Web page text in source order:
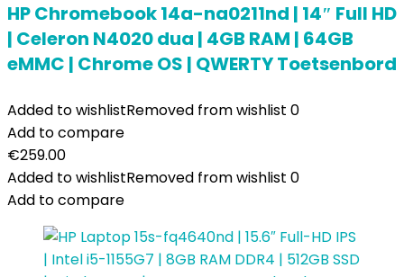
HP Chromebook 14a-na0211nd | 14″ Full HD
| Celeron N4020 dua | 4GB RAM | 64GB
eMMC | Chrome OS | QWERTY Toetsenbord
Added to wishlistRemoved from wishlist 0
Add to compare
€259.00
Added to wishlistRemoved from wishlist 0
Add to compare